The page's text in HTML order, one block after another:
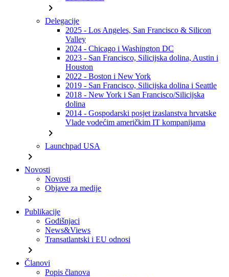
chevron_right
Delegacije
2025 - Los Angeles, San Francisco & Silicon
Valley
2024 - Chicago i Washington DC
2023 - San Francisco, Silicijska dolina, Austin i
Houston
2022 - Boston i New York
2019 - San Francisco, Silicijska dolina i Seattle
2018 - New York i San Francisco/Silicijska
dolina
2014 - Gospodarski posjet izaslanstva hrvatske
Vlade vodećim američkim IT kompanijama
chevron_right
Launchpad USA
chevron_right
Novosti
Novosti
Objave za medije
chevron_right
Publikacije
Godišnjaci
News&Views
Transatlantski i EU odnosi
chevron_right
Članovi
Popis članova